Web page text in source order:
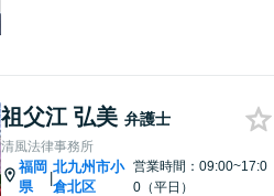
い。
祖父江 弘美 弁護士
清風法律事務所
福岡
県
|
北九州市小
倉北区
営業時間：09:00~17:0
0（平日）